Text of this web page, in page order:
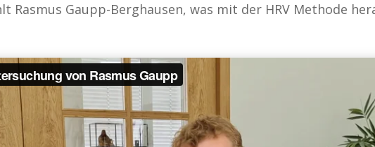
Rasmus Gaupp-Berghausen, was mit der HRV Methode